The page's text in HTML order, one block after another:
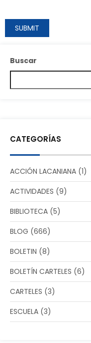
Buscar
CATEGORÍAS
ACCIÓN LACANIANA (1)
ACTIVIDADES (9)
BIBLIOTECA (5)
BLOG (666)
BOLETIN (8)
BOLETÍN CARTELES (6)
CARTELES (3)
ESCUELA (3)